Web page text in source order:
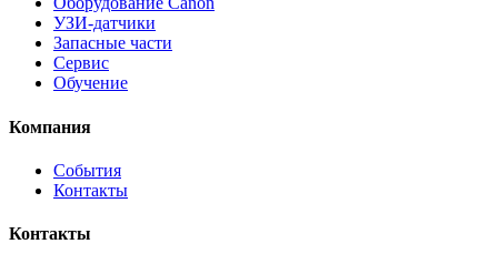
УЗИ-датчики
Запасные части
Сервис
Обучение
Компания
События
Контакты
Контакты